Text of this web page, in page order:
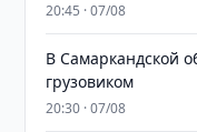
20:45 · 07/08
В Самаркандской
грузовиком
20:30 · 07/08